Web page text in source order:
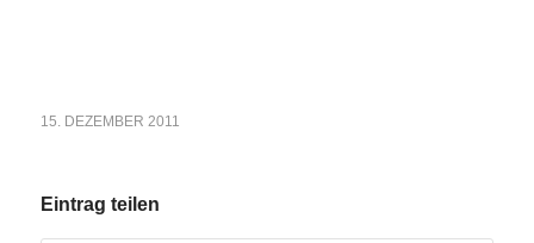
15. DEZEMBER 2011
Eintrag teilen